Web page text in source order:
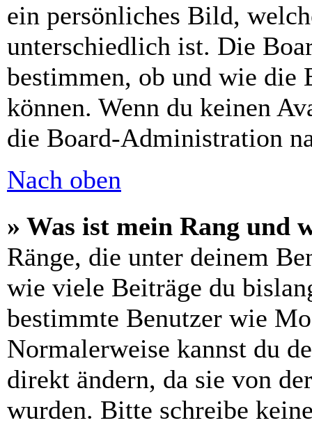
ein persönliches Bild,
unterschiedlich ist. Die
bestimmen, ob und wie die
können. Wenn du keinen
die Board-Administration
Nach oben
» Was ist mein Rang und
Ränge, die unter deinem
wie viele Beiträge du
bestimmte Benutzer wie
Normalerweise kannst du
direkt ändern, da sie von
wurden. Bitte schreibe